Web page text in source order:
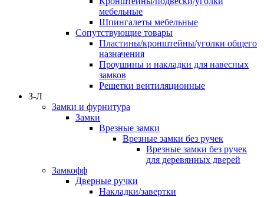
мебельные
Шпингалеты мебельные
Сопутствующие товары
Пластины/кронштейны/уголки общего
назначения
Проушины и накладки для навесных
замков
Решетки вентиляционные
З-Л
Замки и фурнитура
Замки
Врезные замки
Врезные замки без ручек
Врезные замки без ручек
для деревянных дверей
Замкофф
Дверные ручки
Накладки/завертки